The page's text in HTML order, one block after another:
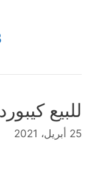
للبيع كيبورد
25 أبريل، 2021